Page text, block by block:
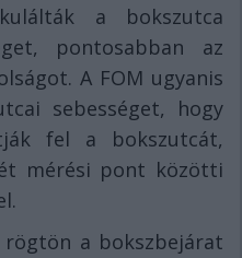
a bokszutca
pontosabban az
A FOM ugyanis
sebességet, hogy
fel a bokszutcát,
mérési pont közötti
rögtön a bokszbejárat